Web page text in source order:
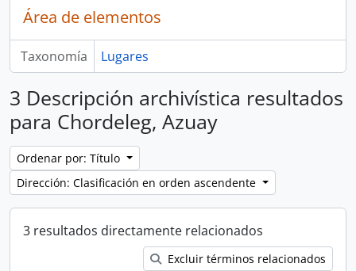
Área de elementos
Taxonomía Lugares
3 Descripción archivística resultados
para Chordeleg, Azuay
Ordenar por: Título
Dirección: Clasificación en orden ascendente
3 resultados directamente relacionados
Excluir términos relacionados